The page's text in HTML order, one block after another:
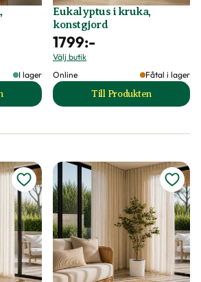
I lager
i kruka, konstgjord produktsida
Eukalyptus i kruka,
konstgjord
1799:-
Välj butik
Online
Fåtal i lager
Till Produkten
till Eukalyptus i